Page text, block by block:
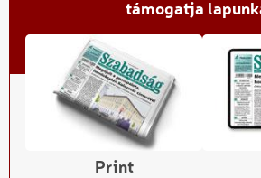
támogatja
Print